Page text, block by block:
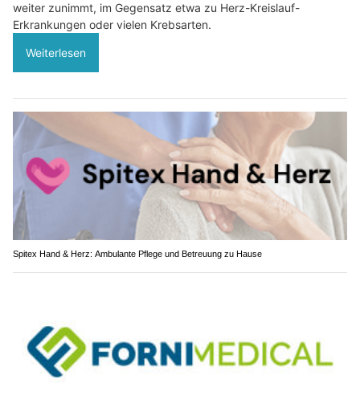
weiter zunimmt, im Gegensatz etwa zu Herz-Kreislauf-
Erkrankungen oder vielen Krebsarten.
Weiterlesen
Spitex Hand & Herz: Ambulante Pflege und Betreuung zu Hause